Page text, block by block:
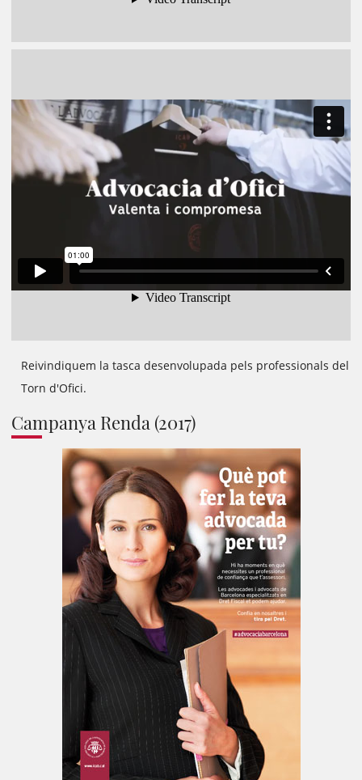
Reivindiquem la tasca desenvolupada pels professionals del
Torn d'Ofici.
Campanya Renda (2017)